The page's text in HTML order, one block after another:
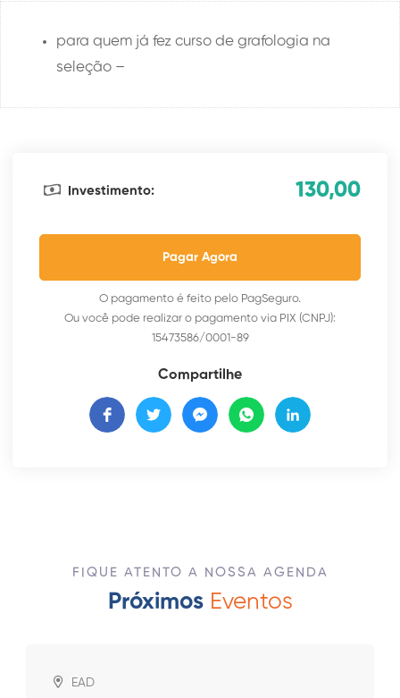
para quem já fez curso de grafologia na
seleção –
Investimento: 130,00
Pagar Agora
O pagamento é feito pelo PagSeguro.
Ou você pode realizar o pagamento via PIX (CNPJ):
15473586/0001-89
Compartilhe
FIQUE ATENTO A NOSSA AGENDA
Próximos Eventos
EAD